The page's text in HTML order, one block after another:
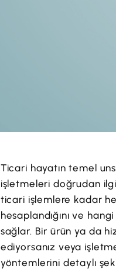
Ticari hayatın temel
işletmeleri doğrudan
ticari işlemlere kadar
hesaplandığını ve
sağlar. Bir ürün ya da
ediyorsanız veya
yöntemlerini detaylı